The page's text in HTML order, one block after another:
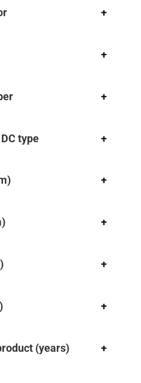
+
+
+
type +
+
+
+
+
(years) +